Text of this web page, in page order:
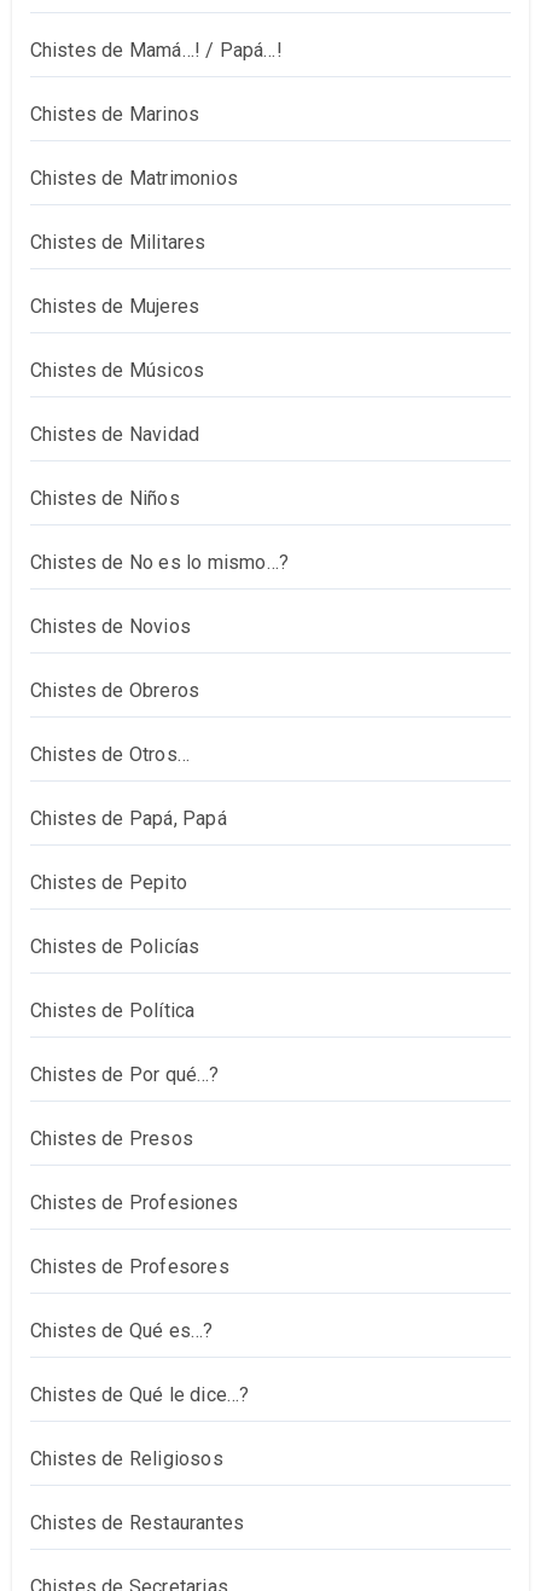
Chistes de Mamá…! / Papá…!
Chistes de Marinos
Chistes de Matrimonios
Chistes de Militares
Chistes de Mujeres
Chistes de Músicos
Chistes de Navidad
Chistes de Niños
Chistes de No es lo mismo…?
Chistes de Novios
Chistes de Obreros
Chistes de Otros…
Chistes de Papá, Papá
Chistes de Pepito
Chistes de Policías
Chistes de Política
Chistes de Por qué…?
Chistes de Presos
Chistes de Profesiones
Chistes de Profesores
Chistes de Qué es…?
Chistes de Qué le dice…?
Chistes de Religiosos
Chistes de Restaurantes
Chistes de Secretarias